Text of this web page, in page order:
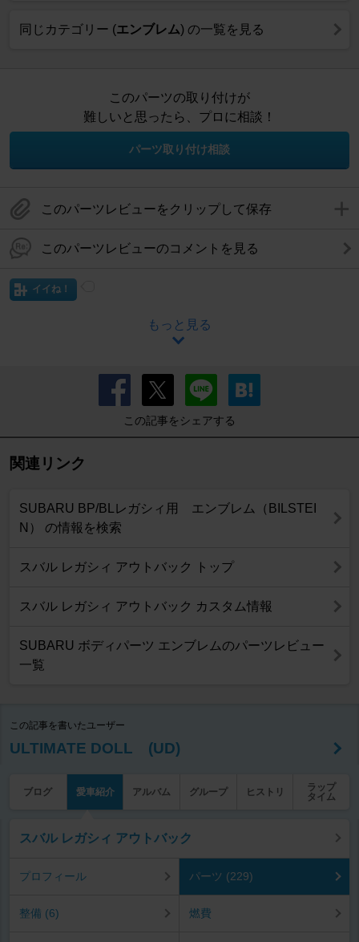
同じカテゴリー (エンブレム) の一覧を見る
このパーツの取り付けが
難しいと思ったら、プロに相談！
パーツ取り付け相談
このパーツレビューをクリップして保存
このパーツレビューのコメントを見る
イイね！
もっと見る
この記事をシェアする
関連リンク
SUBARU BP/BLレガシィ用 エンブレム（BILSTEI
N） の情報を検索
スバル レガシィ アウトバック トップ
スバル レガシィ アウトバック カスタム情報
SUBARU ボディパーツ エンブレムのパーツレビュー
一覧
この記事を書いたユーザー
ULTIMATE DOLL (UD)
ブログ 愛車紹介 アルバム グループ ヒストリ
ラップ
タイム
スバル レガシィ アウトバック
プロフィール パーツ (229)
整備 (6) 燃費